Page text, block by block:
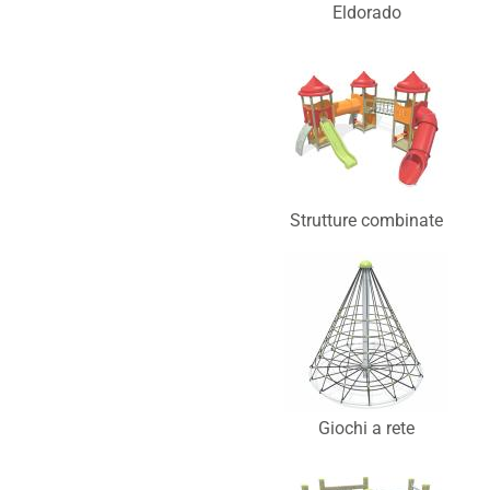
Eldorado
Strutture combinate
Giochi a rete